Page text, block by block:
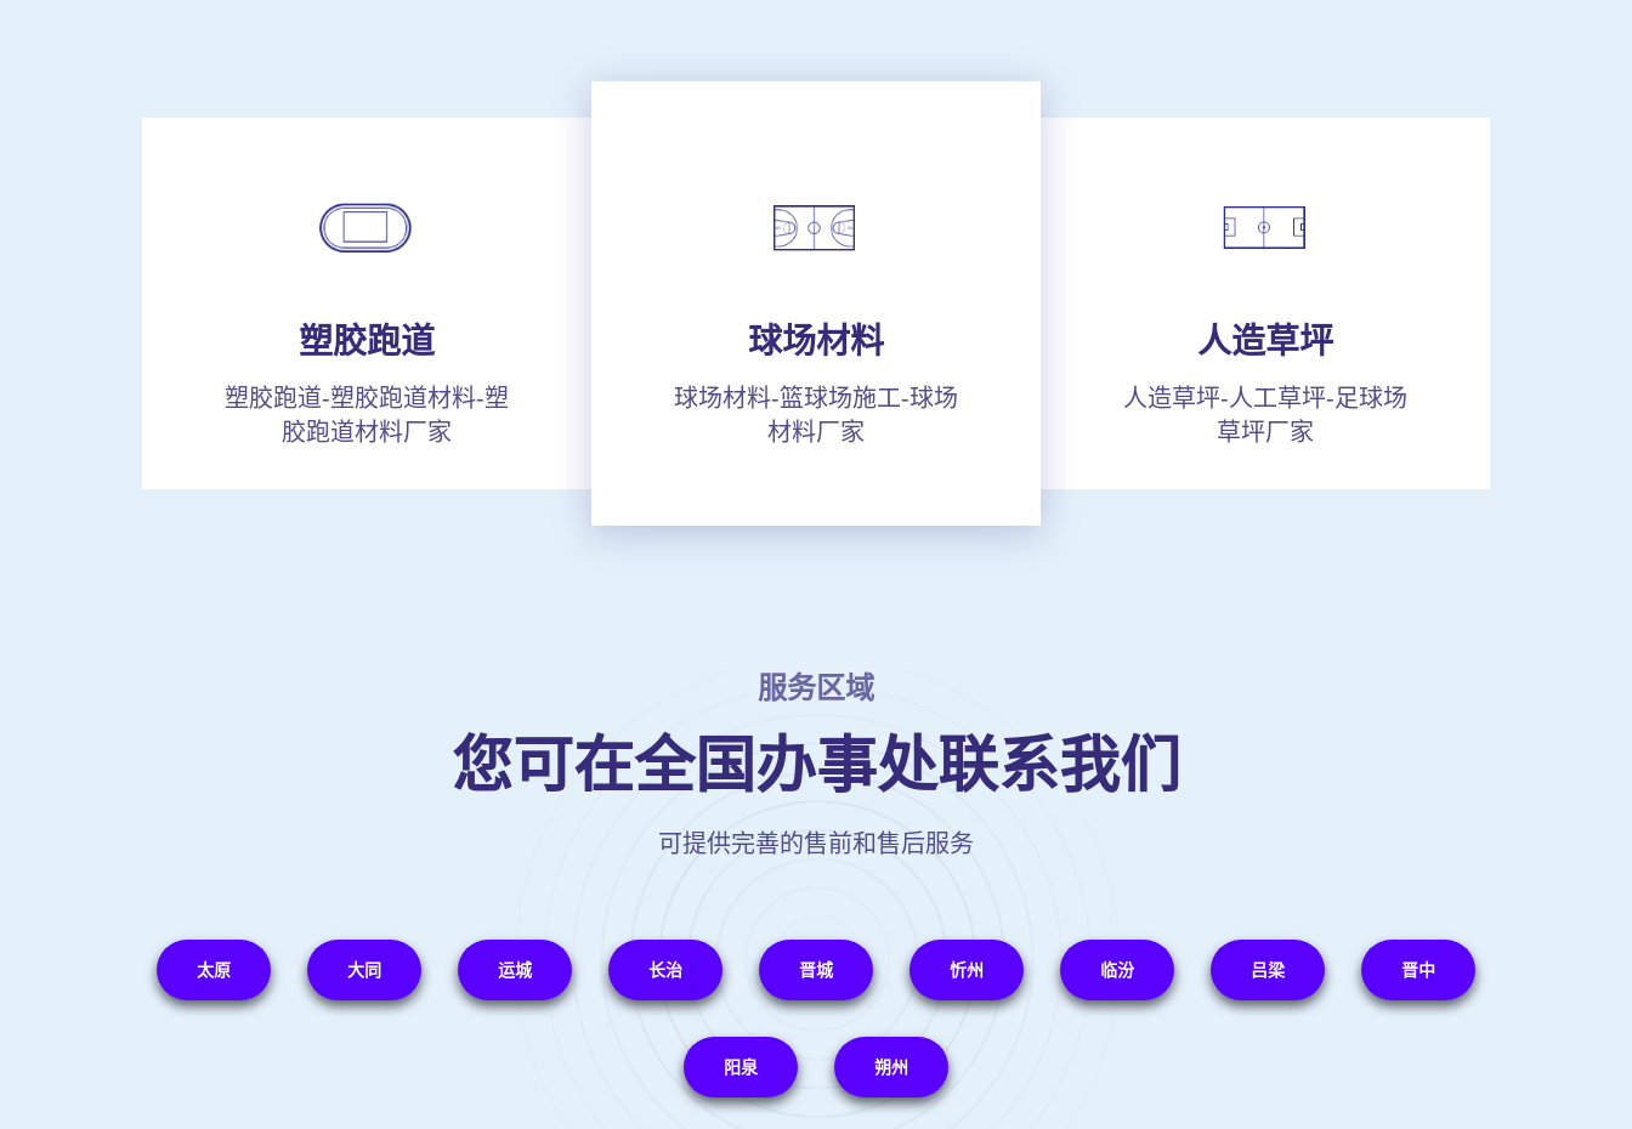
塑胶跑道
塑胶跑道-塑胶跑道材料-塑
胶跑道材料厂家
球场材料
球场材料-篮球场施工-球场
材料厂家
人造草坪
人造草坪-人工草坪-足球场
草坪厂家
服务区域
您可在全国办事处联系我们
可提供完善的售前和售后服务
太原 大同 运城 长治 晋城 忻州 临汾 吕梁 晋中
阳泉 朔州